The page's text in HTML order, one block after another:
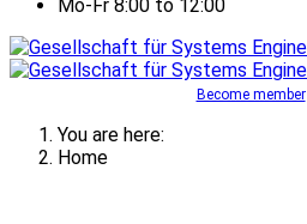
Mo-Fr 8:00 to 12:00
Become member
You are here:
Home